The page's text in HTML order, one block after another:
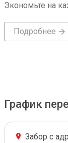
Экономьте на
Подробнее
График
Забор с